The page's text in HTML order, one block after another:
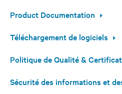
Product Documentation
Téléchargement de logiciels
Politique de Qualité &
Sécurité des informations et